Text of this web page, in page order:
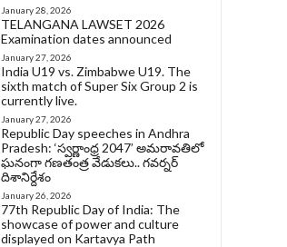
January 28, 2026
TELANGANA LAWSET 2026
Examination dates announced
January 27, 2026
India U19 vs. Zimbabwe U19. The
sixth match of Super Six Group 2 is
currently live.
January 27, 2026
Republic Day speeches in Andhra
Pradesh: ‘స్వర్ణాంధ్ర 2047’ అమరావతిలో
ఘనంగా గణతంత్ర వేడుకలు.. గవర్నర్
దిశానిర్దేశం
January 26, 2026
77th Republic Day of India: The
showcase of power and culture
displayed on Kartavya Path